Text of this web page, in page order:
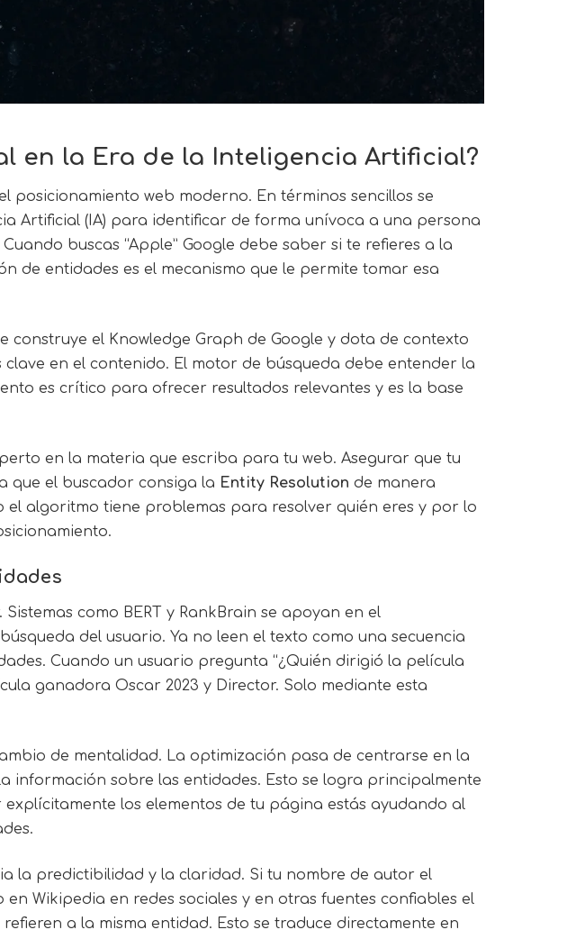
en la Era de la Inteligencia Artificial?
posicionamiento web moderno. En términos sencillos se
Artificial (IA) para identificar de forma unívoca a una persona
buscas “Apple” Google debe saber si te refieres a la
de entidades es el mecanismo que le permite tomar esa
el Knowledge Graph de Google y dota de contexto
en el contenido. El motor de búsqueda debe entender la
es crítico para ofrecer resultados relevantes y es la base
en la materia que escriba para tu web. Asegurar que tu
que el buscador consiga la Entity Resolution de manera
algoritmo tiene problemas para resolver quién eres y por lo
como BERT y RankBrain se apoyan en el
del usuario. Ya no leen el texto como una secuencia
Cuando un usuario pregunta “¿Quién dirigió la película
ganadora Oscar 2023 y Director. Solo mediante esta
de mentalidad. La optimización pasa de centrarse en la
información sobre las entidades. Esto se logra principalmente
los elementos de tu página estás ayudando al
la predictibilidad y la claridad. Si tu nombre de autor el
Wikipedia en redes sociales y en otras fuentes confiables el
a la misma entidad. Esto se traduce directamente en